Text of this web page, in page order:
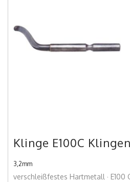
Klinge E100C
3,2mm
verschleißfestes Hartmetall · E100